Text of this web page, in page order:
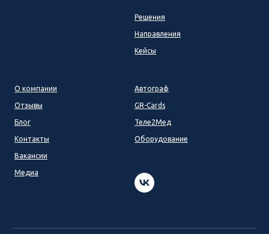
Решения
Направления
Кейсы
О компании
Отзывы
Блог
Контакты
Вакансии
Медиа
Автограф
GR-Cards
Теле2Мед
Оборудование